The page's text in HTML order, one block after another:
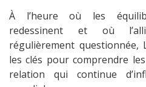
À l’heure où les
redessinent et où
régulièrement questionnée,
les clés pour comprendre
relation qui continue